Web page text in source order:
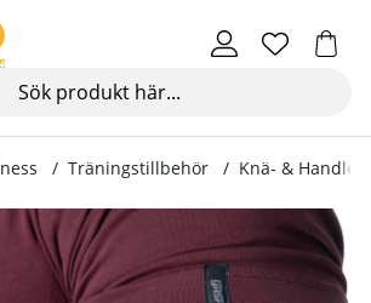
Träningstillbehör Knä- &
Duty Elbow Sleeve, dark camo